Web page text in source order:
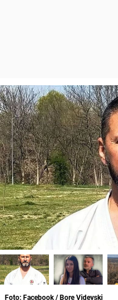
Foto: Facebook / Bore Videvski